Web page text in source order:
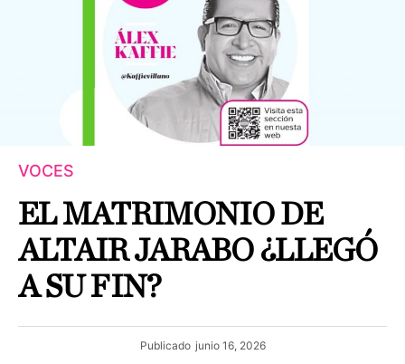
VOCES
EL MATRIMONIO DE
ALTAIR JARABO ¿LLEGÓ
A SU FIN?
Publicado junio 16, 2026